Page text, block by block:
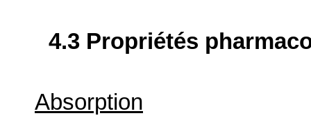
4.3 Propriétés
Absorption